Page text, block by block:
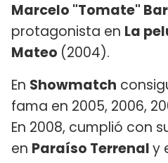
Marcelo "Tomate"
protagonista en La
Mateo (2004).
En Showmatch
fama en 2005, 2006,
En 2008, cumplió con
en Paraíso Terrenaly